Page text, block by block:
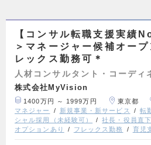
【コンサル転職支援実績
＞マネージャー候補オー
レックス勤務可＊
人材コンサルタント・コーディ
株式会社MyVision
1400万円 ～ 1999万円 東京都
マネジャー
新規事業・新サービス 転
シャル採用（未経験可）
社長・役員直下
オプションあり
フレックス勤務 育児